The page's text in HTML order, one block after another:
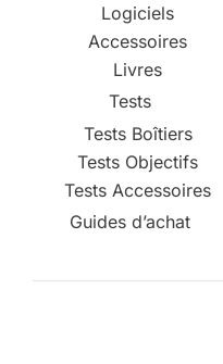
Logiciels
Accessoires
Livres
Tests
Tests Boîtiers
Tests Objectifs
Tests Accessoires
Guides d’achat